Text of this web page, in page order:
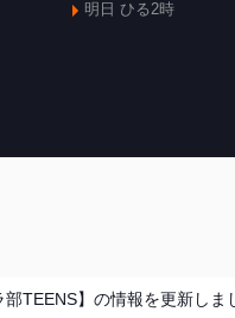
明日 ひる2時
TEENS】の情報を更新しま